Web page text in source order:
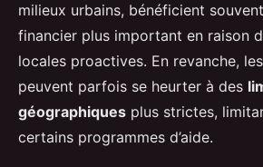
milieux urbains, bénéficient
financier plus important en raison
locales proactives. En revanche,
peuvent parfois se heurter à des
géographiques plus strictes,
certains programmes d’aide.